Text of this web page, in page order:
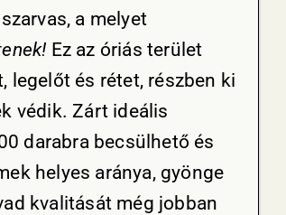
a melyet
Ez az óriás terület
legelőt és rétet, részben ki
védik. Zárt ideális
darabra becsülhető és
helyes aránya, gyönge
kvalitását még jobban